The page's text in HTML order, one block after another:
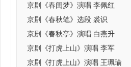
京剧《春闺梦》演唱 李佩红
京剧《春秋笔》选段 裘识
京剧《春秋亭》演唱 白燕升
京剧《打虎上山》演唱 李军
京剧《打虎上山》演唱 王珮瑜